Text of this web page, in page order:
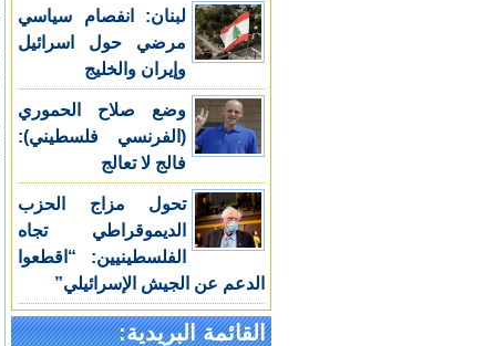
لبنان: انفصام سياسي
مرضي حول اسرائيل
وإيران والخليج
وضع صلاح الحموري
(الفرنسي فلسطيني):
فالج لا تعالج
تحول مزاج الحزب
الديموقراطي تجاه
الفلسطينيين: “اقطعوا
الدعم عن الجيش الإسرائيلي”
القائمة البريدية: